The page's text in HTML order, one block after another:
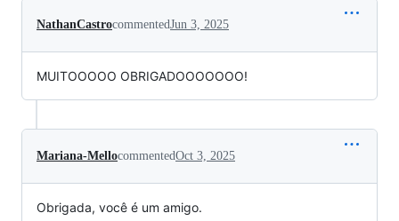
NathanCastrocommentedJun 3, 2025
MUITOOOOO OBRIGADOOOOOOO!
Mariana-MellocommentedOct 3, 2025
Obrigada, você é um amigo.